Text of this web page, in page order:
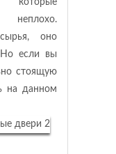
которые
неплохо.
сырья, оно
Но если вы
стоящую
на данном